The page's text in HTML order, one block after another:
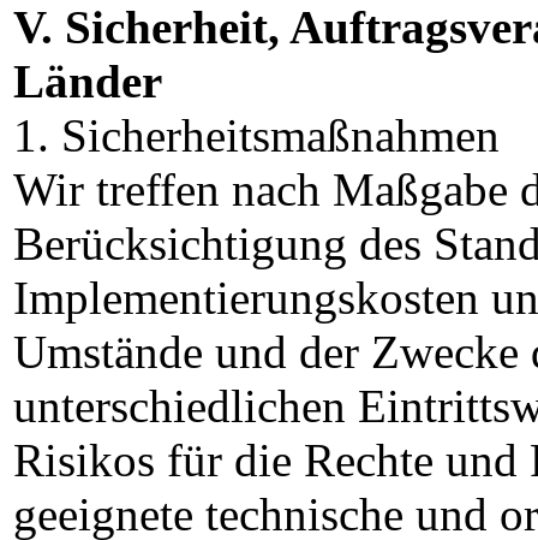
V. Sicherheit,
Länder
1. Sicherheitsmaßnahmen
Wir treffen nach Maßgabe
Berücksichtigung des
Implementierungskosten
Umstände und der
unterschiedlichen
Risikos für die Rechte und
geeignete technische und